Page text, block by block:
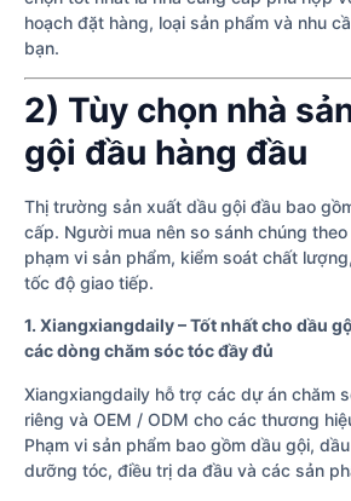
hoạch đặt hàng, loại sản phẩm và nhu
bạn.
2) Tùy chọn nhà
gội đầu hàng đầu
Thị trường sản xuất dầu gội đầu bao
cấp. Người mua nên so sánh chúng
phạm vi sản phẩm, kiểm soát chất
tốc độ giao tiếp.
1. Xiangxiangdaily – Tốt nhất cho dầu
các dòng chăm sóc tóc đầy đủ
Xiangxiangdaily hỗ trợ các dự án chăm
riêng và OEM / ODM cho các thương
Phạm vi sản phẩm bao gồm dầu gội,
dưỡng tóc, điều trị da đầu và các sản